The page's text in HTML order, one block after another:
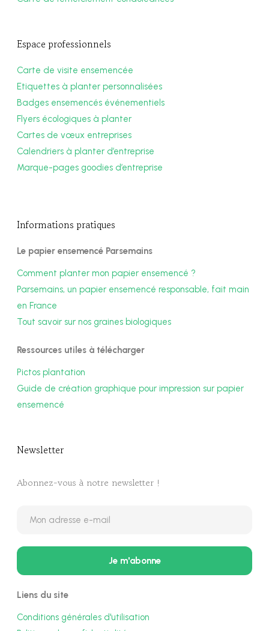
Espace professionnels
Carte de visite ensemencée
Etiquettes à planter personnalisées
Badges ensemencés événementiels
Flyers écologiques à planter
Cartes de vœux entreprises
Calendriers à planter d’entreprise
Marque-pages goodies d’entreprise
Informations pratiques
Le papier ensemencé Parsemains
Comment planter mon papier ensemencé ?
Parsemains, un papier ensemencé responsable, fait main
en France
Tout savoir sur nos graines biologiques
Ressources utiles à télécharger
Pictos plantation
Guide de création graphique pour impression sur papier
ensemencé
Newsletter​
Abonnez-vous à notre newsletter !
Liens du site
Conditions générales d'utilisation